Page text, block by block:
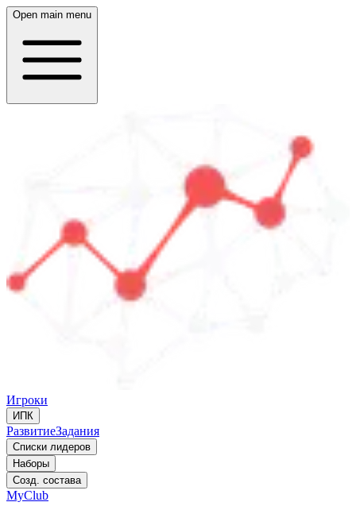
Open main menu
Игроки
ИПК
РазвитиеЗадания
Списки лидеров
Наборы
Созд. состава
MyClub